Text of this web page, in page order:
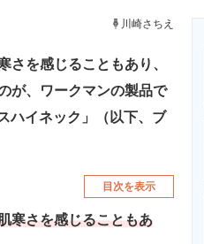
基本と応用 エネルギーの
川崎さちえ
を感じることもあり、
が、ワークマンの製品で
ハイネック」（以下、ブ
目次を表示
寒さを感じることもあ